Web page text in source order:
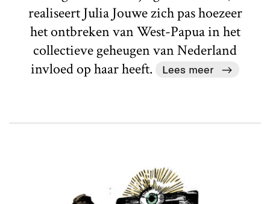
realiseert Julia Jouwe zich pas hoezeer
het ontbreken van West-Papua in het
collectieve geheugen van Nederland
invloed op haar heeft.
Lees meer